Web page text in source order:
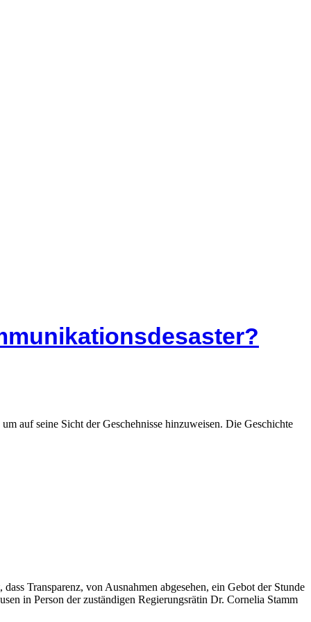
auf seine Sicht der Geschehnisse hinzuweisen. Die Geschichte
Transparenz, von Ausnahmen abgesehen, ein Gebot der Stunde
in Person der zuständigen Regierungsrätin Dr. Cornelia Stamm